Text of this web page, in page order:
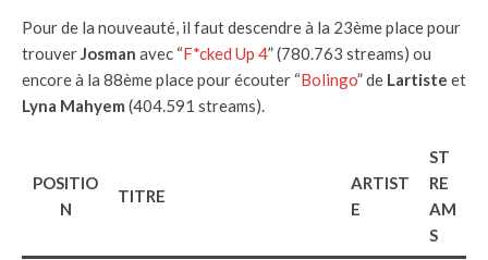
Pour de la nouveauté, il faut descendre à la 23ème place pour
trouverJosman avec “F*cked Up 4” (780.763 streams) ou
encore à la 88ème place pour écouter “Bolingo” de Lartiste et
Lyna Mahyem (404.591 streams).
POSITIO
N
TITRE
ARTIST
E
ST
RE
AM
S